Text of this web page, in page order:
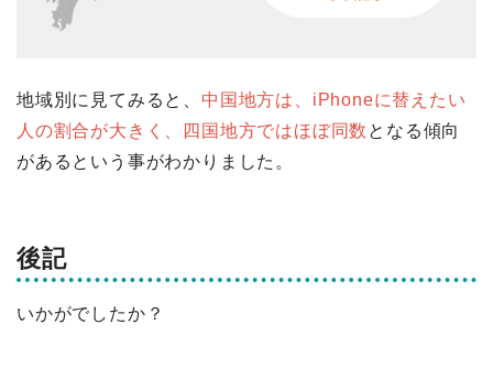
地域別に見てみると、 中国地方は、iPhoneに替えたい
人の割合が大きく、四国地方ではほぼ同数 となる傾向
があるという事がわかりました。
後記
いかがでしたか？